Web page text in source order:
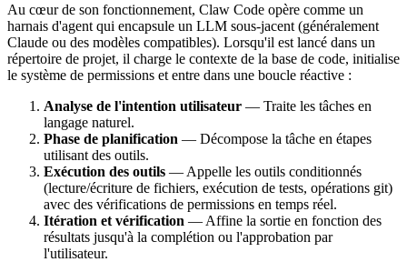
Au cœur de son fonctionnement, Claw Code opère comme un
harnais d'agent qui encapsule un LLM sous-jacent (généralement
Claude ou des modèles compatibles). Lorsqu'il est lancé dans un
répertoire de projet, il charge le contexte de la base de code, initialise
le système de permissions et entre dans une boucle réactive :
Analyse de l'intention utilisateur — Traite les tâches en
langage naturel.
Phase de planification — Décompose la tâche en étapes
utilisant des outils.
Exécution des outils — Appelle les outils conditionnés
(lecture/écriture de fichiers, exécution de tests, opérations git)
avec des vérifications de permissions en temps réel.
Itération et vérification — Affine la sortie en fonction des
résultats jusqu'à la complétion ou l'approbation par
l'utilisateur.